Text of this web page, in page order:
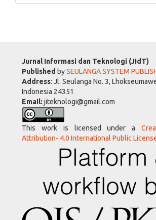
Jurnal Informasi dan Teknologi (JIdT)
Published bySEULANGA SYSTEM
Address: Jl. Seulanga No. 3,
Indonesia 24351
Email: jiteknologi@gmail.com
This work is licensed under a
Attribution- 4.0 International Public